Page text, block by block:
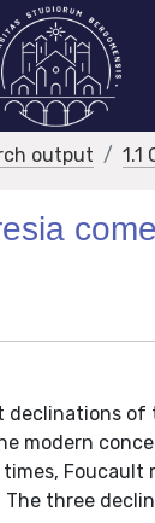
output
declinations
modern
The three